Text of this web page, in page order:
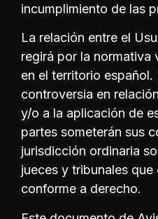
incumplimiento de las
La relación entre el
regirá por la normativa
en el territorio
controversia en
y/o a la aplicación de
partes someterán sus
jurisdicción ordinaria
jueces y tribunales
conforme a derecho.